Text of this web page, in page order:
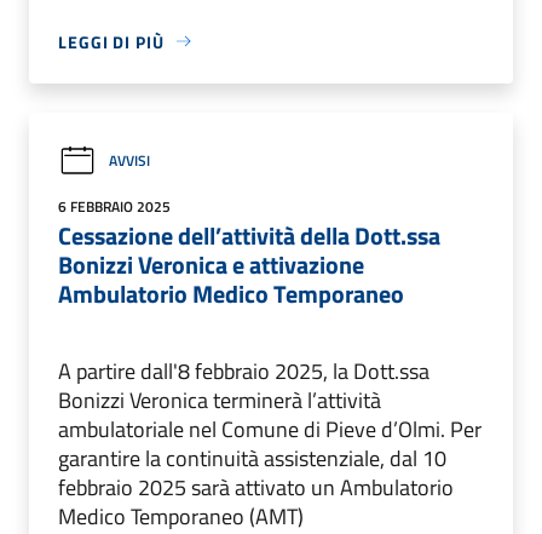
LEGGI DI PIÙ
AVVISI
6 FEBBRAIO 2025
Cessazione dell’attività della Dott.ssa
Bonizzi Veronica e attivazione
Ambulatorio Medico Temporaneo
A partire dall'8 febbraio 2025, la Dott.ssa
Bonizzi Veronica terminerà l’attività
ambulatoriale nel Comune di Pieve d’Olmi. Per
garantire la continuità assistenziale, dal 10
febbraio 2025 sarà attivato un Ambulatorio
Medico Temporaneo (AMT)